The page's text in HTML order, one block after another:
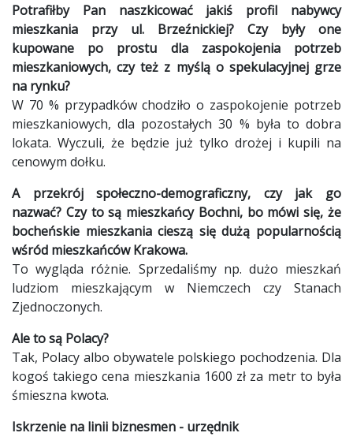
Potrafiłby Pan naszkicować jakiś profil nabywcy
mieszkania przy ul. Brzeźnickiej? Czy były one
kupowane po prostu dla zaspokojenia potrzeb
mieszkaniowych, czy też z myślą o spekulacyjnej grze
na rynku?
W 70 % przypadków chodziło o zaspokojenie potrzeb
mieszkaniowych, dla pozostałych 30 % była to dobra
lokata. Wyczuli, że będzie już tylko drożej i kupili na
cenowym dołku.
A przekrój społeczno-demograficzny, czy jak go
nazwać? Czy to są mieszkańcy Bochni, bo mówi się, że
bocheńskie mieszkania cieszą się dużą popularnością
wśród mieszkańców Krakowa.
To wygląda różnie. Sprzedaliśmy np. dużo mieszkań
ludziom mieszkającym w Niemczech czy Stanach
Zjednoczonych.
Ale to są Polacy?
Tak, Polacy albo obywatele polskiego pochodzenia. Dla
kogoś takiego cena mieszkania 1600 zł za metr to była
śmieszna kwota.
Iskrzenie na linii biznesmen - urzędnik